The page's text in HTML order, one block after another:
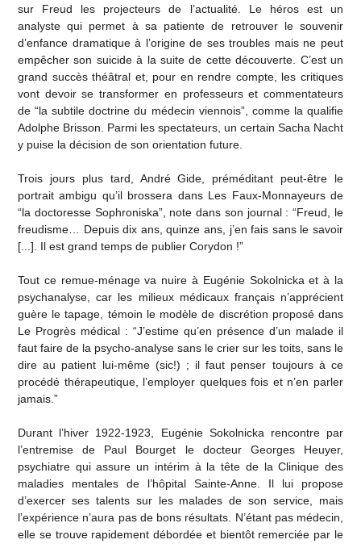
sur Freud les projecteurs de l’actualité. Le héros est un
analyste qui permet à sa patiente de retrouver le souvenir
d’enfance dramatique à l’origine de ses troubles mais ne peut
empêcher son suicide à la suite de cette découverte. C’est un
grand succès théâtral et, pour en rendre compte, les critiques
vont devoir se transformer en professeurs et commentateurs
de “la subtile doctrine du médecin viennois”, comme la qualifie
Adolphe Brisson. Parmi les spectateurs, un certain Sacha Nacht
y puise la décision de son orientation future.
Trois jours plus tard, André Gide, préméditant peut-être le
portrait ambigu qu’il brossera dans Les Faux-Monnayeurs de
“la doctoresse Sophroniska”, note dans son journal : “Freud, le
freudisme… Depuis dix ans, quinze ans, j’en fais sans le savoir
[...]. Il est grand temps de publier Corydon !”
Tout ce remue-ménage va nuire à Eugénie Sokolnicka et à la
psychanalyse, car les milieux médicaux français n’apprécient
guère le tapage, témoin le modèle de discrétion proposé dans
Le Progrès médical : “J’estime qu’en présence d’un malade il
faut faire de la psycho-analyse sans le crier sur les toits, sans le
dire au patient lui-même (sic!) ; il faut penser toujours à ce
procédé thérapeutique, l’employer quelques fois et n’en parler
jamais.”
Durant l’hiver 1922-1923, Eugénie Sokolnicka rencontre par
l’entremise de Paul Bourget le docteur Georges Heuyer,
psychiatre qui assure un intérim à la tête de la Clinique des
maladies mentales de l’hôpital Sainte-Anne. Il lui propose
d’exercer ses talents sur les malades de son service, mais
l’expérience n’aura pas de bons résultats. N’étant pas médecin,
elle se trouve rapidement débordée et bientôt remerciée par le